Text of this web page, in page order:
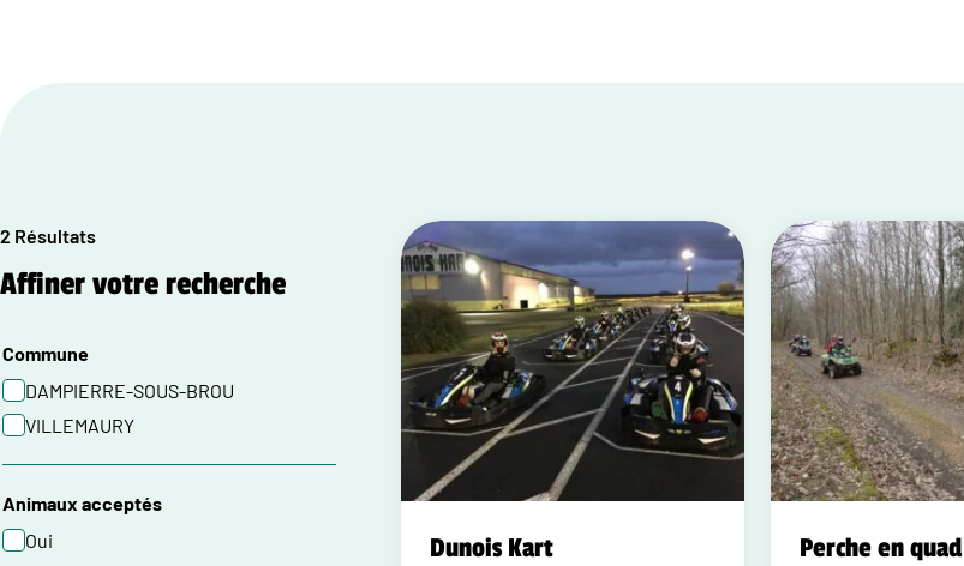
2 Résultats
Affiner votre recherche
Commune
DAMPIERRE-SOUS-BROU
VILLEMAURY
Animaux acceptés
Oui
Dunois Kart Perche en quad